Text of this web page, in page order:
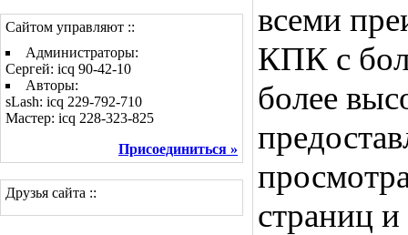
Сайтом управляют ::
Администраторы:
Сергей: icq 90-42-10
Авторы:
sLash: icq 229-792-710
Мастер: icq 228-323-825
Присоединиться »
Друзья сайта ::
всеми
КПК с
более
страниц